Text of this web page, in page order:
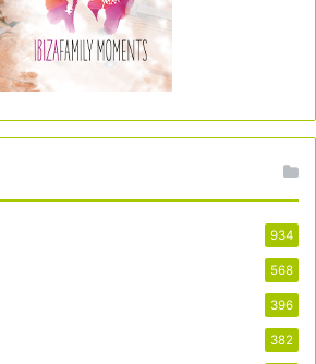
934
568
396
382